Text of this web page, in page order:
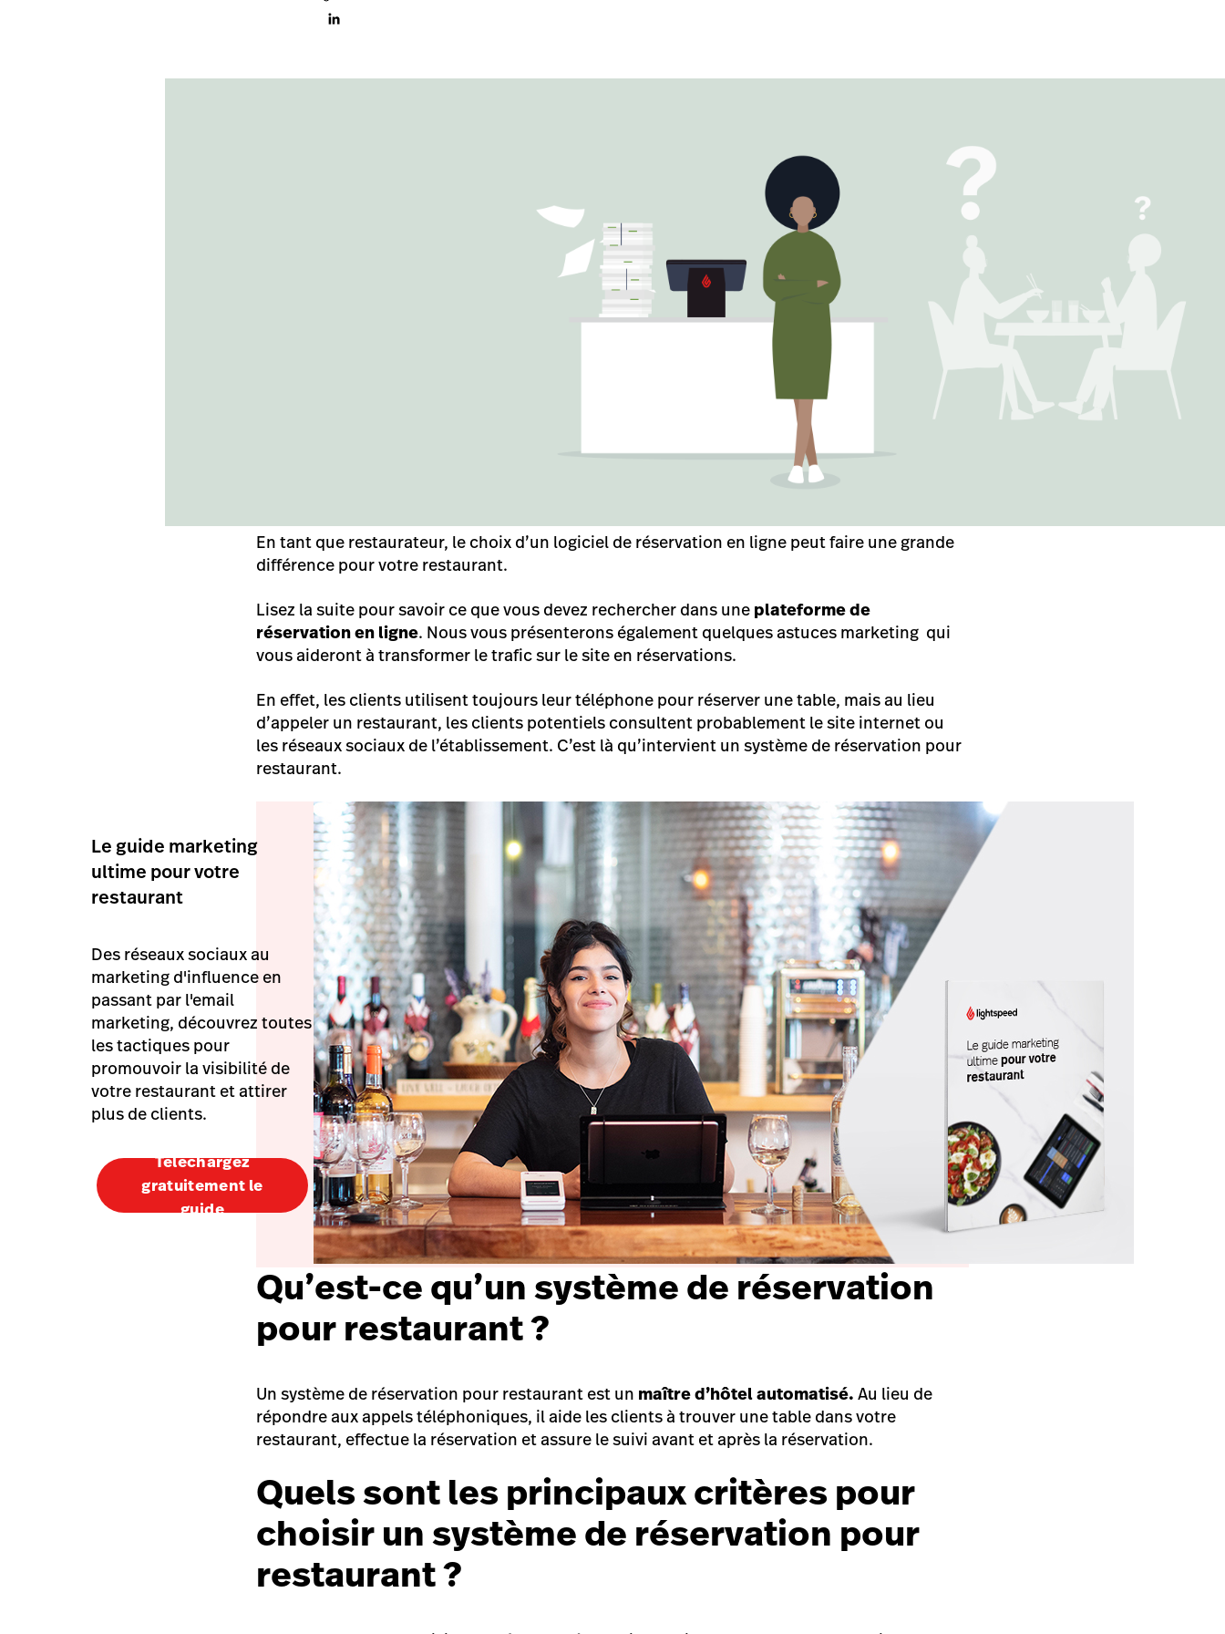
En tant que restaurateur, le choix d’un logiciel de réservation en ligne peut faire une grande
différence pour votre restaurant.
Lisez la suite pour savoir ce que vous devez rechercher dans une plateforme de
réservation en ligne. Nous vous présenterons également quelques astuces marketing qui
vous aideront à transformer le trafic sur le site en réservations.
En effet, les clients utilisent toujours leur téléphone pour réserver une table, mais au lieu
d’appeler un restaurant, les clients potentiels consultent probablement le site internet ou
les réseaux sociaux de l’établissement. C’est là qu’intervient un système de réservation pour
restaurant.
Le guide marketing
ultime pour votre
restaurant
Des réseaux sociaux au
marketing d'influence en
passant par l'email
marketing, découvrez toutes
les tactiques pour
promouvoir la visibilité de
votre restaurant et attirer
plus de clients.
Téléchargez
gratuitement le
guide
Qu’est-ce qu’un système de réservation
pour restaurant ?
Un système de réservation pour restaurant est un maître d’hôtel automatisé. Au lieu de
répondre aux appels téléphoniques, il aide les clients à trouver une table dans votre
restaurant, effectue la réservation et assure le suivi avant et après la réservation.
Quels sont les principaux critères pour
choisir un système de réservation pour
restaurant ?